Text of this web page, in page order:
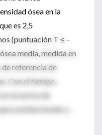
ósea en la
es 2,5
(puntuación T ≤ –
media, medida en
referencia de
Con el tiempo,
la norma de
poblacionales y